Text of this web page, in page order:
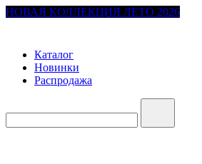
НОВАЯ КОЛЛЕКЦИЯ ЛЕТО 2026
Каталог
Новинки
Распродажа